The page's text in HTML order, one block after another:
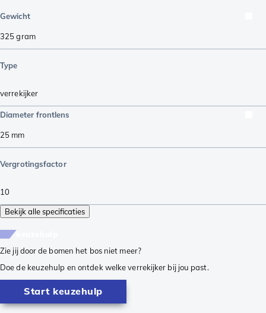
Gewicht
325gram
Type
verrekijker
Diameter frontlens
25 mm
Vergrotingsfactor
10
Bekijk alle specificaties
Zie jij door de bomen het bos niet meer?
Doe de keuzehulp en ontdek welke verrekijker bij jou past.
Start keuzehulp